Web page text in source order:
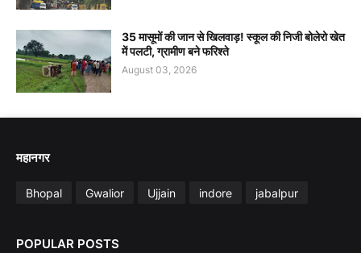
35 मासूमों की जान से खिलवाड़! स्कूल की निजी बोलेरो खेत
में पलटी, ग्रामीण बने फरिश्ते
August 03, 2026
महानगर
Bhopal Gwalior Ujjain indore jabalpur
POPULAR POSTS